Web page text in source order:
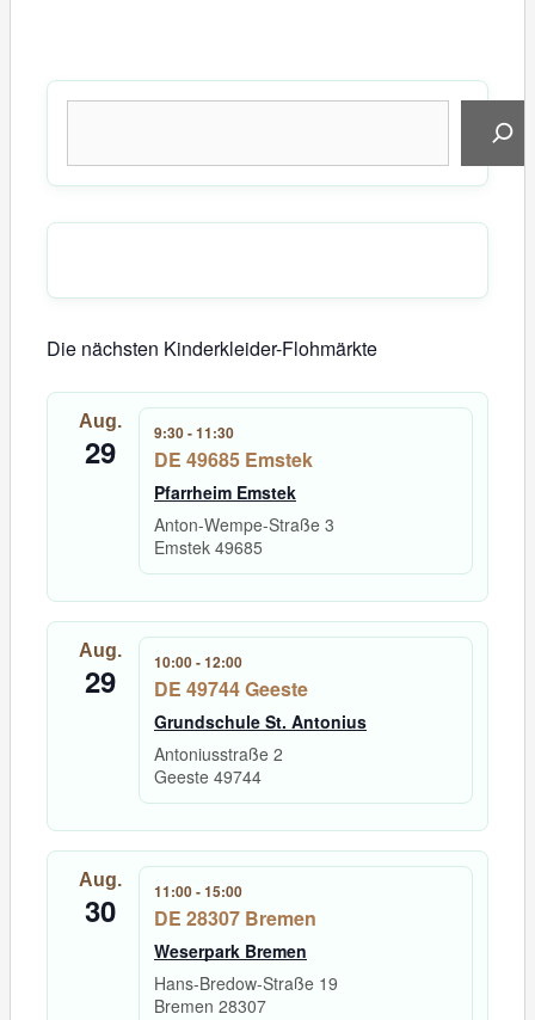
Die nächsten Kinderkleider-Flohmärkte
Aug.
29 9:30-11:30
DE 49685 Emstek
Pfarrheim Emstek
Anton-Wempe-Straße 3
Emstek 49685
Aug.
29 10:00-12:00
DE 49744 Geeste
Grundschule St. Antonius
Antoniusstraße 2
Geeste 49744
Aug.
30 11:00-15:00
DE 28307 Bremen
Weserpark Bremen
Hans-Bredow-Straße 19
Bremen 28307